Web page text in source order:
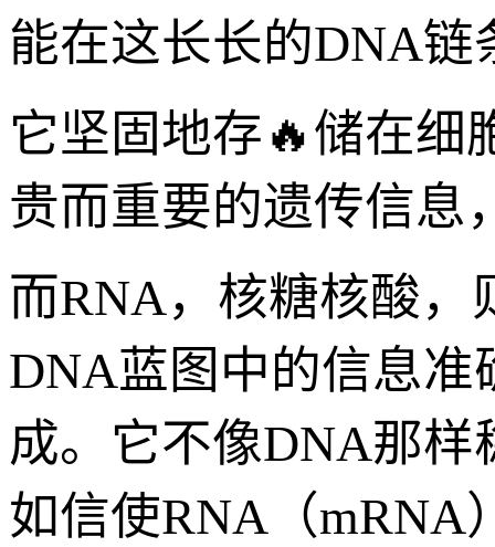
能在这长长的DNA
它坚固地存🔥储在细
贵而重要的遗传信息
而RNA，核糖核酸
DNA蓝图中的信息
成。它不像DNA那
如信使RNA（mRNA